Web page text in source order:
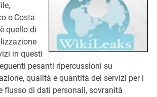
e Costa
quello di
in questi
pesanti ripercussioni su
qualità e quantità dei servizi per i
flusso di dati personali, sovranità